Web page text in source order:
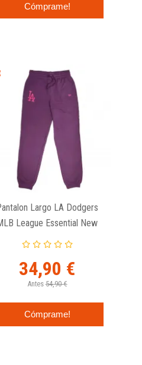
Cómprame!
Largo LA Dodgers
League Essential New
Era Jogger
34,90 €
Antes 54,90 €
Cómprame!